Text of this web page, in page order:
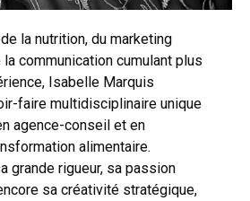
la nutrition, du marketing
communication cumulant plus
Isabelle Marquis
faire multidisciplinaire unique
agence-conseil et en
alimentaire.
grande rigueur, sa passion
sa créativité stratégique,